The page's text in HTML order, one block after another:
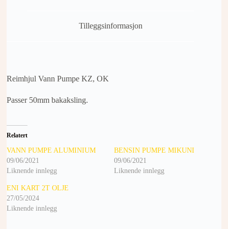
Tilleggsinformasjon
Reimhjul Vann Pumpe KZ, OK
Passer 50mm bakaksling.
Relatert
VANN PUMPE ALUMINIUM
09/06/2021
Liknende innlegg
BENSIN PUMPE MIKUNI
09/06/2021
Liknende innlegg
ENI KART 2T OLJE
27/05/2024
Liknende innlegg